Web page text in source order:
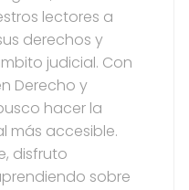
lectores a
derechos y
judicial. Con
Derecho y
hacer la
más accesible.
disfruto
sobre